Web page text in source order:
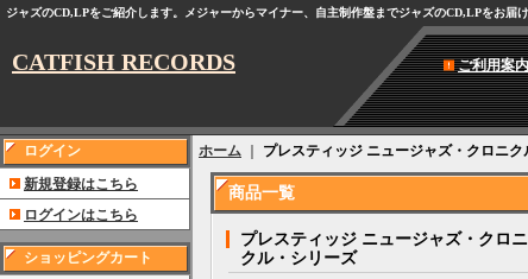
ジャズのCD,LPをご紹介します。メジャーからマイナー、自主制作盤までジャズのCD,LPをお届け
CATFISH RECORDS ご利用案内
ログイン
新規登録はこちら
ログインはこちら
ショッピングカート
ホーム プレスティッジ ニュージャズ・クロニク
商品一覧
プレスティッジ ニュージャズ・クロニ
クル・シリーズ